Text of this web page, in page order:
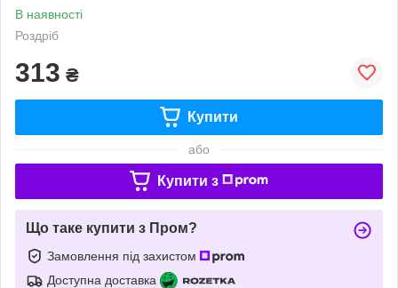
В наявності
Роздріб
313 ₴
Купити
або
Купити з
Що таке купити з Пром?
Замовлення під захистом
Доступна доставка